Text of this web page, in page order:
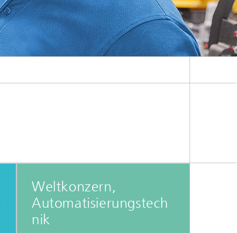
Weltkonzern,
Automatisierungstech
nik